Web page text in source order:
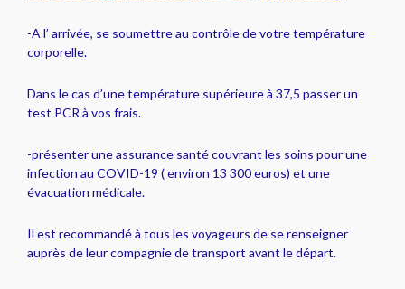
-A l’ arrivée, se soumettre au contrôle de votre température
corporelle.
Dans le cas d’une température supérieure à 37,5 passer un
test PCR à vos frais.
-présenter une assurance santé couvrant les soins pour une
infection au COVID-19 ( environ 13 300 euros) et une
évacuation médicale.
Il est recommandé à tous les voyageurs de se renseigner
auprès de leur compagnie de transport avant le départ.